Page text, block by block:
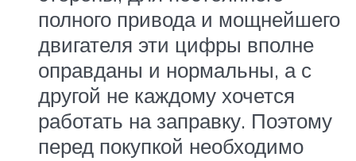
полного привода и мощнейшего
двигателя эти цифры вполне
оправданы и нормальны, а с
другой не каждому хочется
работать на заправку. Поэтому
перед покупкой необходимо